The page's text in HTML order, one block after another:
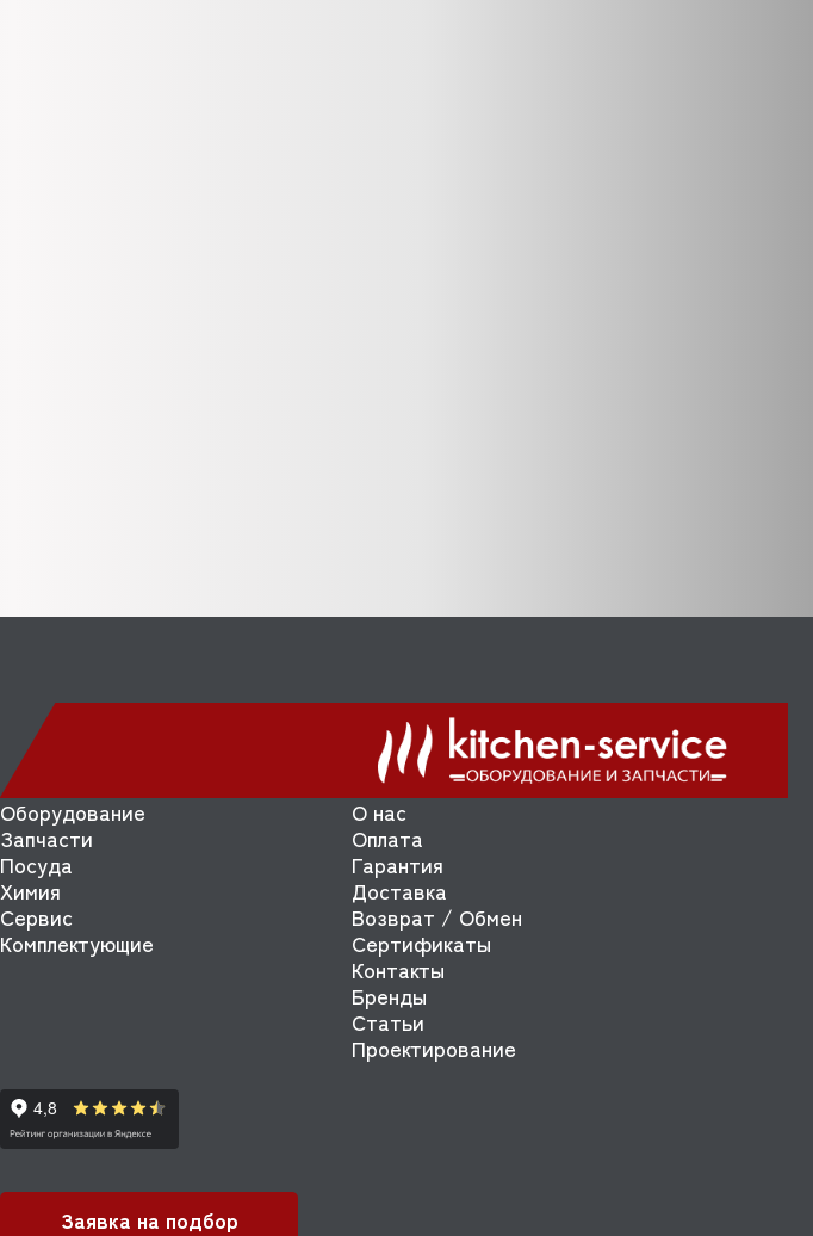
Оборудование
Запчасти
Посуда
Химия
Сервис
Комплектующие
О нас
Оплата
Гарантия
Доставка
Возврат / Обмен
Сертификаты
Контакты
Бренды
Статьи
Проектирование
Заявка на подбор